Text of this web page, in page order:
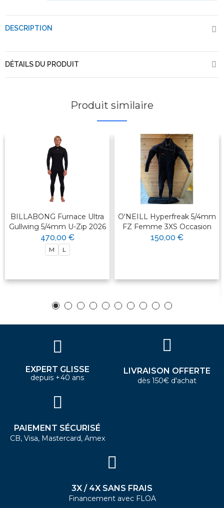
DESCRIPTION
DÉTAILS DU PRODUIT
Produit similaire
BILLABONG Furnace Ultra
Gullwing 5/4mm U-Zip 2026
470,00 €
M L
O'NEILL Hyperfreak 5/4mm
FZ Femme 3XS Occasion
150,00 €
EXPERT GLISSE
depuis +40 ans
LIVRAISON OFFERTE
dès 150€ d'achat
PAIEMENT SÉCURISÉ
CB, Visa, Mastercard, Amex
3X / 4X SANS FRAIS
Financement avec FLOA